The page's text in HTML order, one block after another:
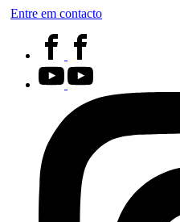
Entre em contacto